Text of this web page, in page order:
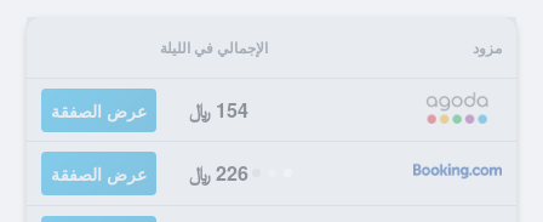
مزود الإجمالي في الليلة
154 ﷼ عرض الصفقة
226 ﷼ عرض الصفقة